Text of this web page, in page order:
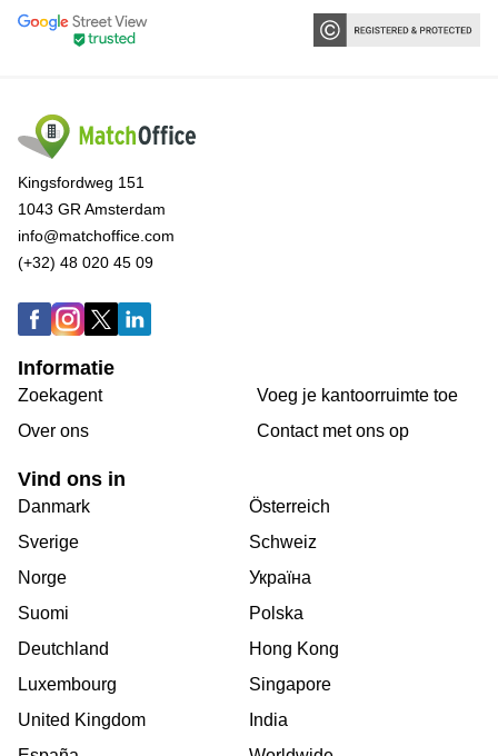
Kingsfordweg 151
1043 GR Amsterdam
info@matchoffice.com
(+32) 48 020 45 09
Informatie
Zoekagent
Over ons
Voeg je kantoorruimte toe
Сontact met ons op
Vind ons in
Danmark
Sverige
Norge
Suomi
Deutchland
Luxembourg
United Kingdom
Österreich
Schweiz
Україна
Polska
Hong Kong
Singapore
India